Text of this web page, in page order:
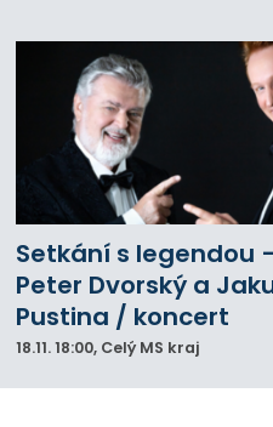
Setkání s legendou
Peter Dvorský a
Pustina / koncert
18.11.18:00, Celý MS kraj